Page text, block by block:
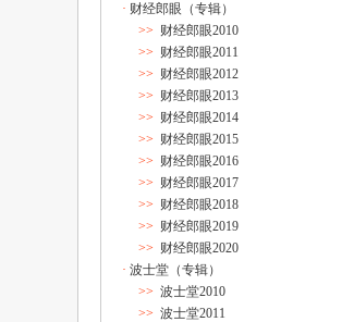
· 财经郎眼（专辑）
>> 财经郎眼2010
>> 财经郎眼2011
>> 财经郎眼2012
>> 财经郎眼2013
>> 财经郎眼2014
>> 财经郎眼2015
>> 财经郎眼2016
>> 财经郎眼2017
>> 财经郎眼2018
>> 财经郎眼2019
>> 财经郎眼2020
· 波士堂（专辑）
>> 波士堂2010
>> 波士堂2011